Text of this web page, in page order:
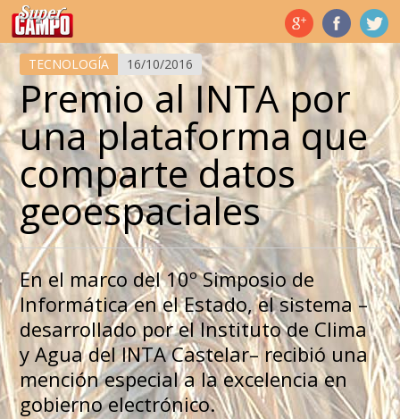
Temas de hoy
TECNOLOGÍA 16/10/2016
Premio al INTA por
una plataforma que
comparte datos
geoespaciales
En el marco del 10º Simposio de
Informática en el Estado, el sistema –
desarrollado por el Instituto de Clima
y Agua del INTA Castelar– recibió una
mención especial a la excelencia en
gobierno electrónico.